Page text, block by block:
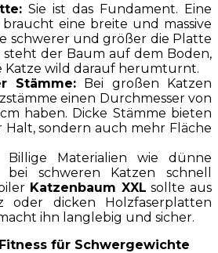
Sie ist das Fundament. Eine
eine breite und massive
schwerer und größer die Platte
steht der Baum auf dem Boden,
Katze wild darauf herumturnt.
Stämme: Bei großen Katzen
einen Durchmesser von
haben. Dicke Stämme bieten
sondern auch mehr Fläche
Billige Materialien wie dünne
schweren Katzen schnell
Katzenbaum XXL sollte aus
oder dicken Holzfaserplatten
ihn langlebig und sicher.
für Schwergewichte